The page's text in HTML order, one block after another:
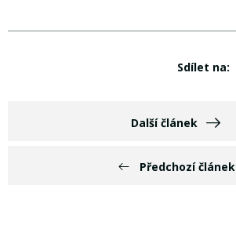
Předchozí článek
Sdílet na:
Další článek